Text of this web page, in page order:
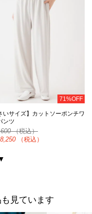
71%OFF
いサイズ】カットソーポンチワ
ンツ
（税込）
8,250 （税込）
見ています